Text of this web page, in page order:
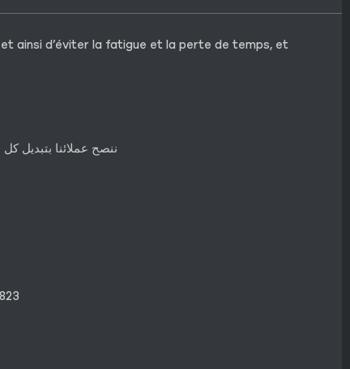
ainsi d’éviter la fatigue et la perte de temps, et
ننصح عملائنا بتبديل